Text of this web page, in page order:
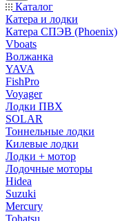
Каталог
Катера и лодки
Катера СПЭВ (Phoenix)
Vboats
Волжанка
YAVA
FishPro
Voyager
Лодки ПВХ
SOLAR
Тоннельные лодки
Килевые лодки
Лодки + мотор
Лодочные моторы
Hidea
Suzuki
Mercury
Tohatsu